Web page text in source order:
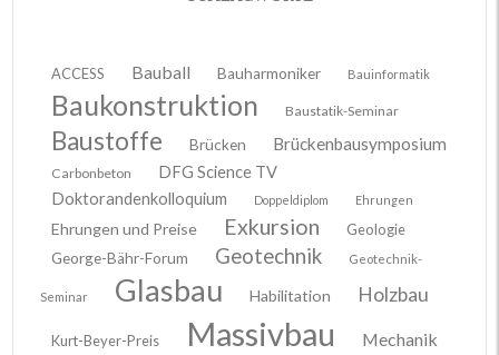
ACCESS Bauball Bauharmoniker Bauinformatik
Baukonstruktion Baustatik-Seminar
Baustoffe Brücken Brückenbausymposium
Carbonbeton
DFG Science TV
Doktorandenkolloquium
Doppeldiplom Ehrungen
Ehrungen und Preise Exkursion
Geologie
George-Bähr-Forum
Geotechnik Geotechnik-
Seminar Glasbau Habilitation Holzbau
Kurt-Beyer-Preis Massivbau Mechanik